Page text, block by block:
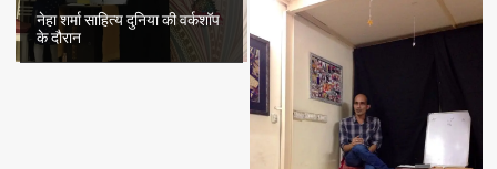
नेहा शर्मा साहित्य दुनिया की वर्कशॉप
के दौरान